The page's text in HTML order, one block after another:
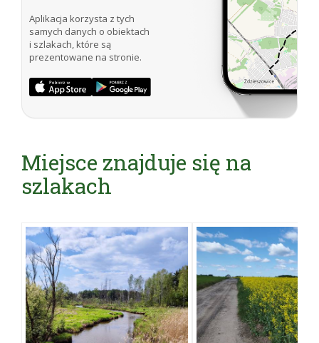
Aplikacja korzysta z tych
samych danych o obiektach
i szlakach, które są
prezentowane na stronie.
Miejsce znajduje się na
szlakach